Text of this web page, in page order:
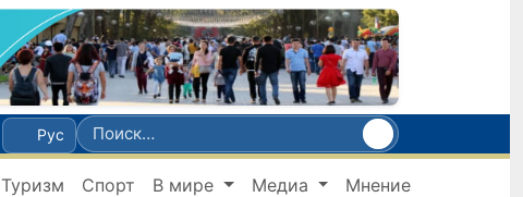
Рус
Туризм Спорт В мире Медиа Мнение